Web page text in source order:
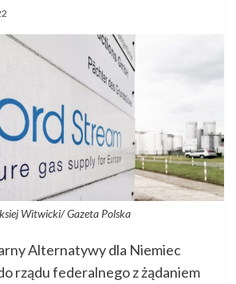
Witwicki/ Gazeta Polska
Alternatywy dla Niemiec
rządu federalnego z żądaniem